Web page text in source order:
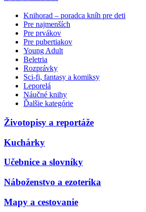
Knihorad – poradca kníh pre deti
Pre najmenších
Pre prvákov
Pre pubertiakov
Young Adult
Beletria
Rozprávky
Sci-fi, fantasy a komiksy
Leporelá
Náučné knihy
Ďalšie kategórie
Životopisy a reportáže
Kuchárky
Učebnice a slovníky
Náboženstvo a ezoterika
Mapy a cestovanie